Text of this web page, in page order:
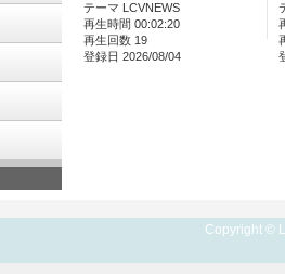
テーマ LCVNEWS
再生時間 00:02:20
再生回数 19
登録日 2026/08/04
Copyright ©